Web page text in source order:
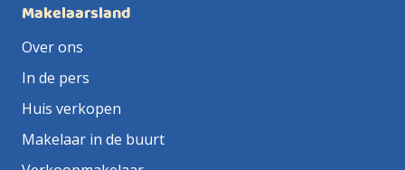
Makelaarsland
Over ons
In de pers
Huis verkopen
Makelaar in de buurt